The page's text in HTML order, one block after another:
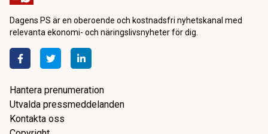
Dagens PS är en oberoende och kostnadsfri nyhetskanal med
relevanta ekonomi- och näringslivsnyheter för dig.
Hantera prenumeration
Utvalda pressmeddelanden
Kontakta oss